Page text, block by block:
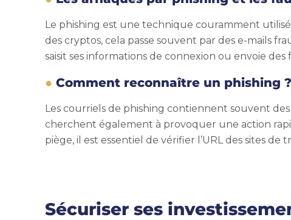
Le phishing est une technique couramment
des cryptos, cela passe souvent par des e-mails
saisit ses informations de connexion ou envoie
Comment reconnaître un phishing ?
Les courriels de phishing contiennent souvent
cherchent également à provoquer une action
piège, il est essentiel de vérifier l’URL des sites
Sécuriser ses